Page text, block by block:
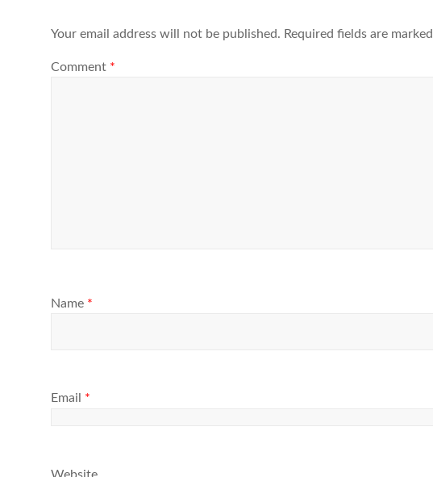
Your email address will not be published. Required fields are marked
Comment *
Name *
Email *